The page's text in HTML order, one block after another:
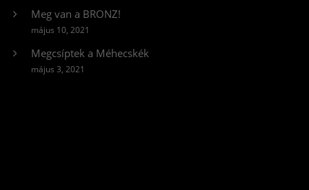
Meg van a BRONZ!
május 10, 2021
Megcsíptek a Méhecskék
május 3, 2021